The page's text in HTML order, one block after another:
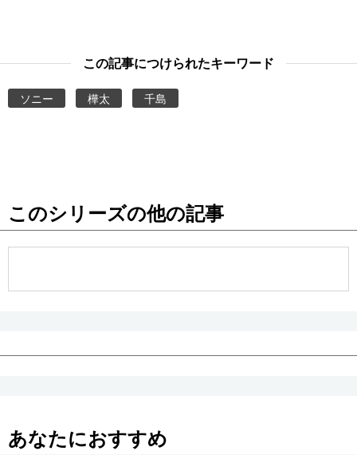
この記事につけられたキーワード
ソニー 樺太 千島
このシリーズの他の記事
あなたにおすすめ